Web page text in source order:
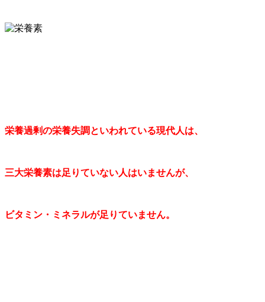
栄養過剰の栄養失調といわれている現代人は、
三大栄養素は足りていない人はいませんが、
ビタミン・ミネラルが足りていません。